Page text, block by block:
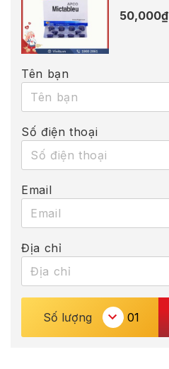
50,000₫
Tên bạn
Số điện thoại
Email
Địa chỉ
Số lượng